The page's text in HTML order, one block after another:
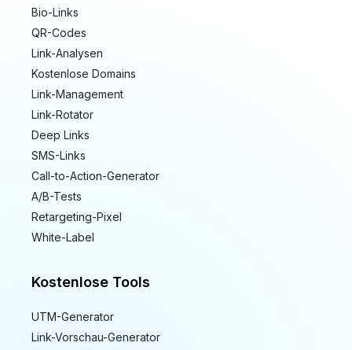
Bio-Links
QR-Codes
Link-Analysen
Kostenlose Domains
Link-Management
Link-Rotator
Deep Links
SMS-Links
Call-to-Action-Generator
A/B-Tests
Retargeting-Pixel
White-Label
Kostenlose Tools
UTM-Generator
Link-Vorschau-Generator